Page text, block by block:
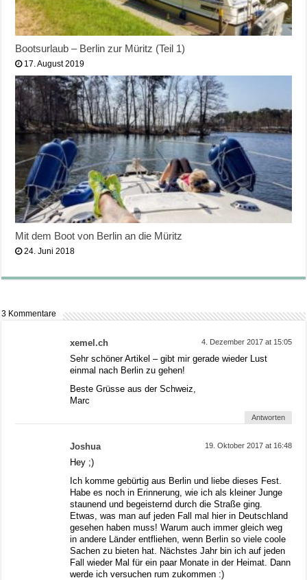
Bootsurlaub – Berlin zur Müritz (Teil 1)
17. August 2019
Mit dem Boot von Berlin an die Müritz
24. Juni 2018
3 Kommentare
xemel.ch 4. Dezember 2017 at 15:05
Sehr schöner Artikel – gibt mir gerade wieder Lust
einmal nach Berlin zu gehen!
Beste Grüsse aus der Schweiz,
Marc
Antworten
Joshua 19. Oktober 2017 at 16:48
Hey ;)
Ich komme gebürtig aus Berlin und liebe dieses Fest.
Habe es noch in Erinnerung, wie ich als kleiner Junge
staunend und begeisternd durch die Straße ging.
Etwas, was man auf jeden Fall mal hier in Deutschland
gesehen haben muss! Warum auch immer gleich weg
in andere Länder entfliehen, wenn Berlin so viele coole
Sachen zu bieten hat. Nächstes Jahr bin ich auf jeden
Fall wieder Mal für ein paar Monate in der Heimat. Dann
werde ich versuchen rum zukommen :)